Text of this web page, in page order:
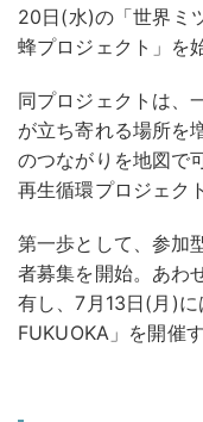
20日(水)の「世界ミ
蜂プロジェクト」を
同プロジェクトは、
が立ち寄れる場所を
のつながりを地図で
再生循環プロジェク
第一歩として、参加
者募集を開始。あわ
有し、7月13日(月)
FUKUOKA」を開催す